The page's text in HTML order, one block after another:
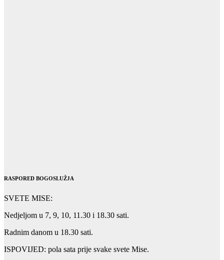
RASPORED BOGOSLUŽJA
SVETE MISE:
Nedjeljom u 7, 9, 10, 11.30 i 18.30 sati.
Radnim danom u 18.30 sati.
ISPOVIJED: pola sata prije svake svete Mise.